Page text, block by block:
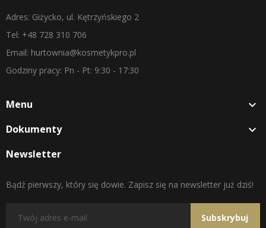
Adres: Giżycko, ul. Kętrzyńskiego 2
Tel: +48 728 310 706
Email: hurtownia@kosmetykpro.pl
Godziny pracy: Pn - Pt: 9:30 - 17:30
Menu 
Dokumenty 
Newsletter
Bądź pierwszy, który się dowie. Zapisz się na newsletter już dziś!
Subskrybuj